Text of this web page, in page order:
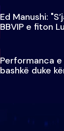
Ed Manushi:
BBVIP e fiton
Performanca
bashkë duke